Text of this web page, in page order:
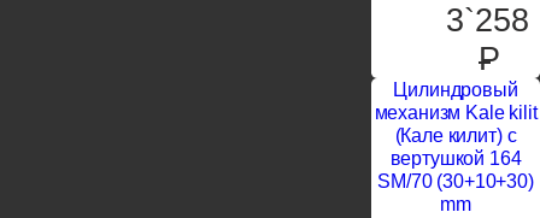
3`258
P
Цилиндровый
механизм Kale kilit
(Кале килит) с
вертушкой 164
SM/70 (30+10+30)
mm